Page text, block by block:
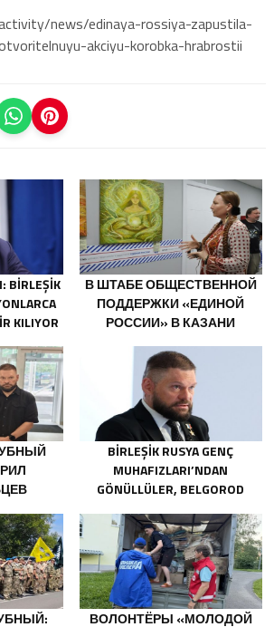
news/edinaya-rossiya-zapustila-
akciyu-korobka-hrabrostii
BIRLEŞIK
KILIYOR
В ШТАБЕ ОБЩЕСТВЕННОЙ
ПОДДЕРЖКИ «ЕДИНОЙ
РОССИИ» В КАЗАНИ
ФИЛОСОФСКОЙ
ЖИВОПИСИ
ОТ
BIRLEŞIK RUSYA GENÇ
MUHAFIZLARI’NDAN
GÖNÜLLÜLER, BELGOROD
SÖNDÜRÜCÜLER VE
JENERATÖRLER KONUSUNDA
YARDIMCI OLACAK
ВОЛОНТЁРЫ «МОЛОДОЙ